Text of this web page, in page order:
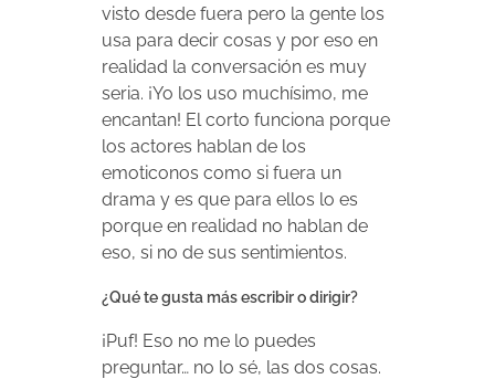
visto desde fuera pero la gente los
usa para decir cosas y por eso en
realidad la conversación es muy
seria. ¡Yo los uso muchísimo, me
encantan! El corto funciona porque
los actores hablan de los
emoticonos como si fuera un
drama y es que para ellos lo es
porque en realidad no hablan de
eso, si no de sus sentimientos.
¿Qué te gusta más escribir o dirigir?
¡Puf! Eso no me lo puedes
preguntar… no lo sé, las dos cosas.